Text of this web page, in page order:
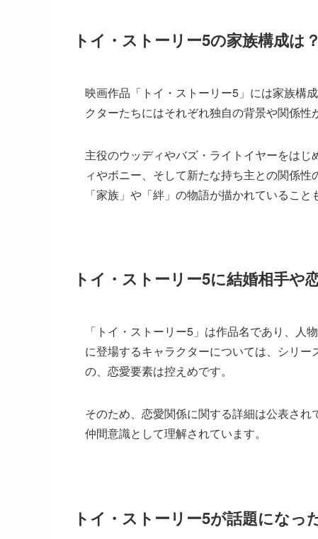
トイ・ストーリー5の家族構成は
映画作品「トイ・ストーリー5」には家族構
クターたちにはそれぞれ独自の背景や関係性
主役のウッディやバズ・ライトイヤーをは
ィやボニー、そして新たな持ち主との関係性
「家族」や「絆」の物語が描かれていること
トイ・ストーリー5に結婚相手や
「トイ・ストーリー5」は作品名であり、
に登場するキャラクターについては、シリ
の、恋愛要素は控えめです。
そのため、恋愛関係に関する詳細は公表さ
仲間意識として理解されています。
トイ・ストーリー5が話題になっ